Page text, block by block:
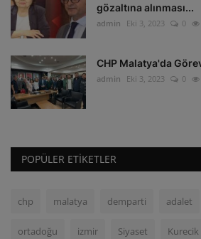
gözaltına alınması...
admin Eki 3, 2023 0
CHP Malatya'da Görev
admin Eki 3, 2023 0
POPÜLER ETIKETLER
chp malatya demparti adalet
ortadoğu izmir Siyaset Kurecik